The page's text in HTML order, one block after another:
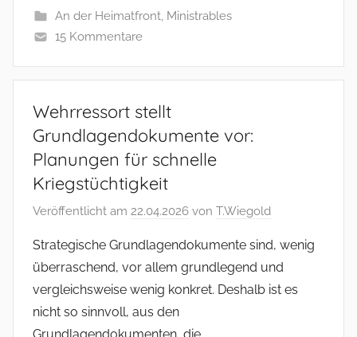
An der Heimatfront, Ministrables
15 Kommentare
Wehrressort stellt
Grundlagendokumente vor:
Planungen für schnelle
Kriegstüchtigkeit
Veröffentlicht am 22.04.2026 von T.Wiegold
Strategische Grundlagendokumente sind, wenig
überraschend, vor allem grundlegend und
vergleichsweise wenig konkret. Deshalb ist es
nicht so sinnvoll, aus den